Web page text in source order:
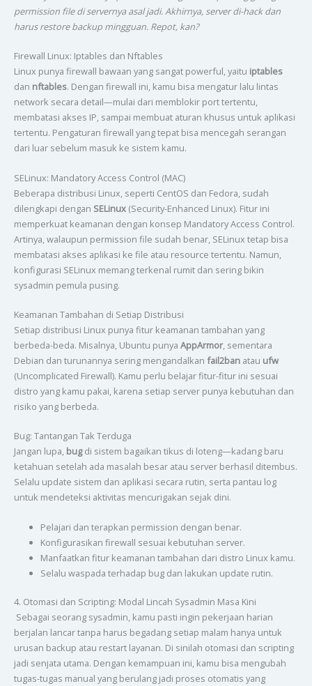
permission file di servernya asal jadi. Akhirnya, server di-hack dan
harus restore backup mingguan. Repot, kan?
Firewall Linux: Iptables dan Nftables
Linux punya firewall bawaan yang sangat powerful, yaitu iptables
dan nftables. Dengan firewall ini, kamu bisa mengatur lalu lintas
network secara detail—mulai dari memblokir port tertentu,
membatasi akses IP, sampai membuat aturan khusus untuk aplikasi
tertentu. Pengaturan firewall yang tepat bisa mencegah serangan
dari luar sebelum masuk ke sistem kamu.
SELinux: Mandatory Access Control (MAC)
Beberapa distribusi Linux, seperti CentOS dan Fedora, sudah
dilengkapi dengan SELinux(Security-Enhanced Linux). Fitur ini
memperkuat keamanan dengan konsep Mandatory Access Control.
Artinya, walaupun permission file sudah benar, SELinux tetap bisa
membatasi akses aplikasi ke file atau resource tertentu. Namun,
konfigurasi SELinux memang terkenal rumit dan sering bikin
sysadmin pemula pusing.
Keamanan Tambahan di Setiap Distribusi
Setiap distribusi Linux punya fitur keamanan tambahan yang
berbeda-beda. Misalnya, Ubuntu punya AppArmor, sementara
Debian dan turunannya sering mengandalkan fail2banatau ufw
(Uncomplicated Firewall). Kamu perlu belajar fitur-fitur ini sesuai
distro yang kamu pakai, karena setiap server punya kebutuhan dan
risiko yang berbeda.
Bug: Tantangan Tak Terduga
Jangan lupa, bugdi sistem bagaikan tikus di loteng—kadang baru
ketahuan setelah ada masalah besar atau server berhasil ditembus.
Selalu update sistem dan aplikasi secara rutin, serta pantau log
untuk mendeteksi aktivitas mencurigakan sejak dini.
Pelajari dan terapkan permission dengan benar.
Konfigurasikan firewall sesuai kebutuhan server.
Manfaatkan fitur keamanan tambahan dari distro Linux kamu.
Selalu waspada terhadap bug dan lakukan update rutin.
4. Otomasi dan Scripting: Modal Lincah Sysadmin Masa Kini
Sebagai seorang sysadmin, kamu pasti ingin pekerjaan harian
berjalan lancar tanpa harus begadang setiap malam hanya untuk
urusan backup atau restart layanan. Di sinilah otomasi dan scripting
jadi senjata utama. Dengan kemampuan ini, kamu bisa mengubah
tugas-tugas manual yang berulang jadi proses otomatis yang